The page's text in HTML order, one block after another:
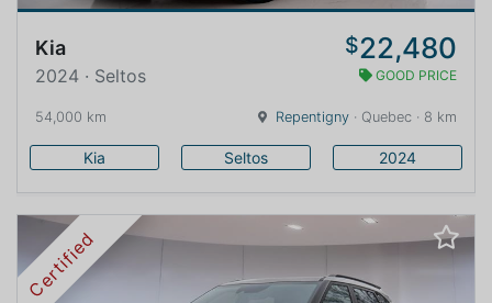
Kia $22,480
2024 · Seltos GOOD PRICE
54,000 km Repentigny · Quebec · 8 km
Kia Seltos 2024
Certified